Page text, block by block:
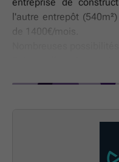
l'autre entrepôt
de 1400€/mois.